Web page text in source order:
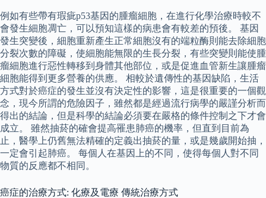
例如有些帶有瑕疵p53基因的腫瘤細胞，在進行化學治療時較不
會發生細胞凋亡，可以預知這樣的病患會有較差的預後。 基因
發生突變後，細胞重新產生正常細胞沒有的端粒酶則能去除細胞
分裂次數的障礙，使細胞能無限的生長分裂，有些突變則能使腫
瘤細胞進行惡性轉移到身體其他部位，或是促進血管新生讓腫瘤
細胞能得到更多營養的供應。 相較於遺傳性的基因缺陷，生活
方式對於癌症的發生並沒有決定性的影響，這是很重要的一個觀
念，現今所謂的危險因子，雖然都是經過流行病學的嚴謹分析而
得出的結論，但是科學的結論必須要在嚴格的條件控制之下才會
成立。 雖然抽菸的確會提高罹患肺癌的機率，但直到目前為
止，醫學上仍舊無法精確的定義出抽菸的量，或是幾歲開始抽，
一定會引起肺癌。 每個人在基因上的不同，使得每個人對不同
物質的反應都不相同。
癌症的治療方式: 化療及電療 傳統治療方式